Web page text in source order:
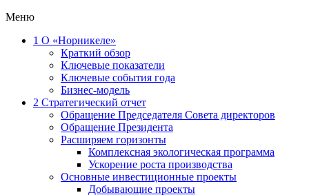
Меню
1 О «Норникеле»
Краткий обзор
Ключевые показатели
Ключевые события года
Бизнес-модель
2 Стратегический отчет
Обращение Председателя Совета директоров
Обращение Президента
Расширяем горизонты
Комплексная экологическая программа
Ускорение роста производства
Основные инвестиционные проекты
Добывающие проекты